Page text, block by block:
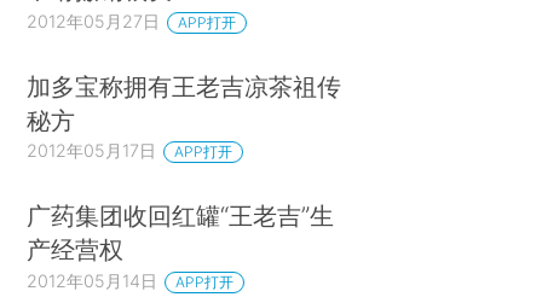
2012年05月27日 APP打开
加多宝称拥有王老吉凉茶祖传
秘方
2012年05月17日 APP打开
广药集团收回红罐“王老吉”生
产经营权
2012年05月14日 APP打开